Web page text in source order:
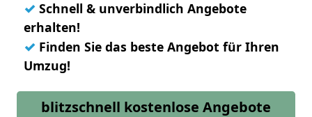
✓ Schnell & unverbindlich Angebote
erhalten!
✓ Finden Sie das beste Angebot für Ihren
Umzug!
blitzschnell kostenlose Angebote